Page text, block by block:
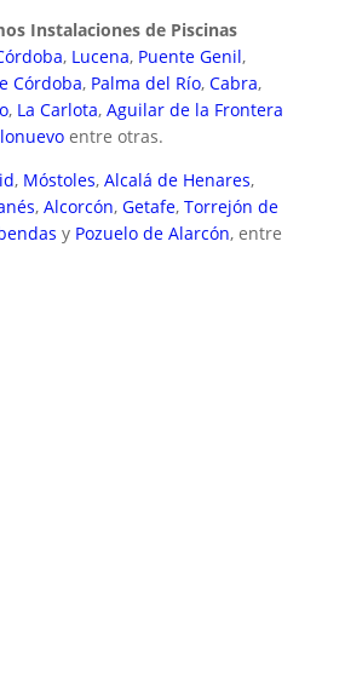
Instalaciones de Piscinas
, Lucena, Puente Genil,
Córdoba, Palma del Río, Cabra,
, La Carlota, Aguilar de la Frontera
entre otras.
, Móstoles, Alcalá de Henares,
, Alcorcón, Getafe, Torrejón de
y Pozuelo de Alarcón, entre